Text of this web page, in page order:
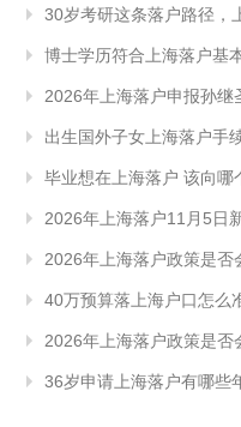
30岁考研这条落户路径，
博士学历符合上海落户基
2026年上海落户申报孙继
出生国外子女上海落户手
毕业想在上海落户 该向哪
2026年上海落户11月5日
2026年上海落户政策是否
40万预算落上海户口怎么
2026年上海落户政策是否
36岁申请上海落户有哪些